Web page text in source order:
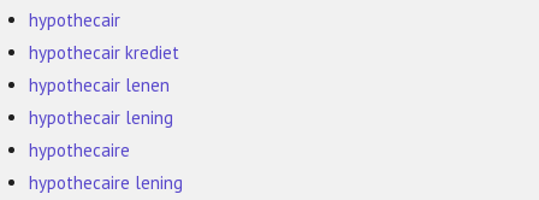
hypothecair
hypothecair krediet
hypothecair lenen
hypothecair lening
hypothecaire
hypothecaire lening